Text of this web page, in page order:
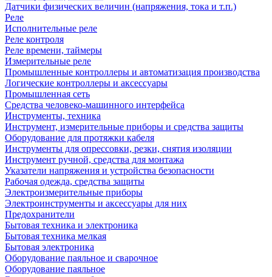
Датчики физических величин (напряжения, тока и т.п.)
Реле
Исполнительные реле
Реле контроля
Реле времени, таймеры
Измерительные реле
Промышленные контроллеры и автоматизация производства
Логические контроллеры и аксессуары
Промышленная сеть
Средства человеко-машинного интерфейса
Инструменты, техника
Инструмент, измерительные приборы и средства защиты
Оборудование для протяжки кабеля
Инструменты для опрессовки, резки, снятия изоляции
Инструмент ручной, средства для монтажа
Указатели напряжения и устройства безопасности
Рабочая одежда, средства защиты
Электроизмерительные приборы
Электроинструменты и аксессуары для них
Предохранители
Бытовая техника и электроника
Бытовая техника мелкая
Бытовая электроника
Оборудование паяльное и сварочное
Оборудование паяльное